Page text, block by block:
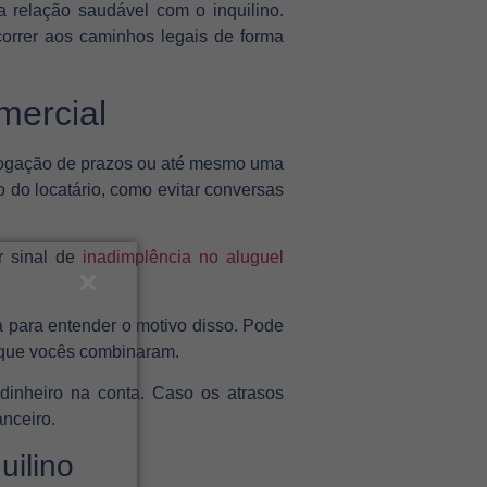
relação saudável com o inquilino.
aos caminhos legais de forma
de prazos ou até mesmo uma
do locatário, como evitar conversas
sinal de inadimplência no aluguel
entender o motivo disso. Pode
vocês combinaram.
na conta. Caso os atrasos